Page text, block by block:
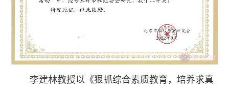
李建林教授以《狠抓综合素质教育，培养求真